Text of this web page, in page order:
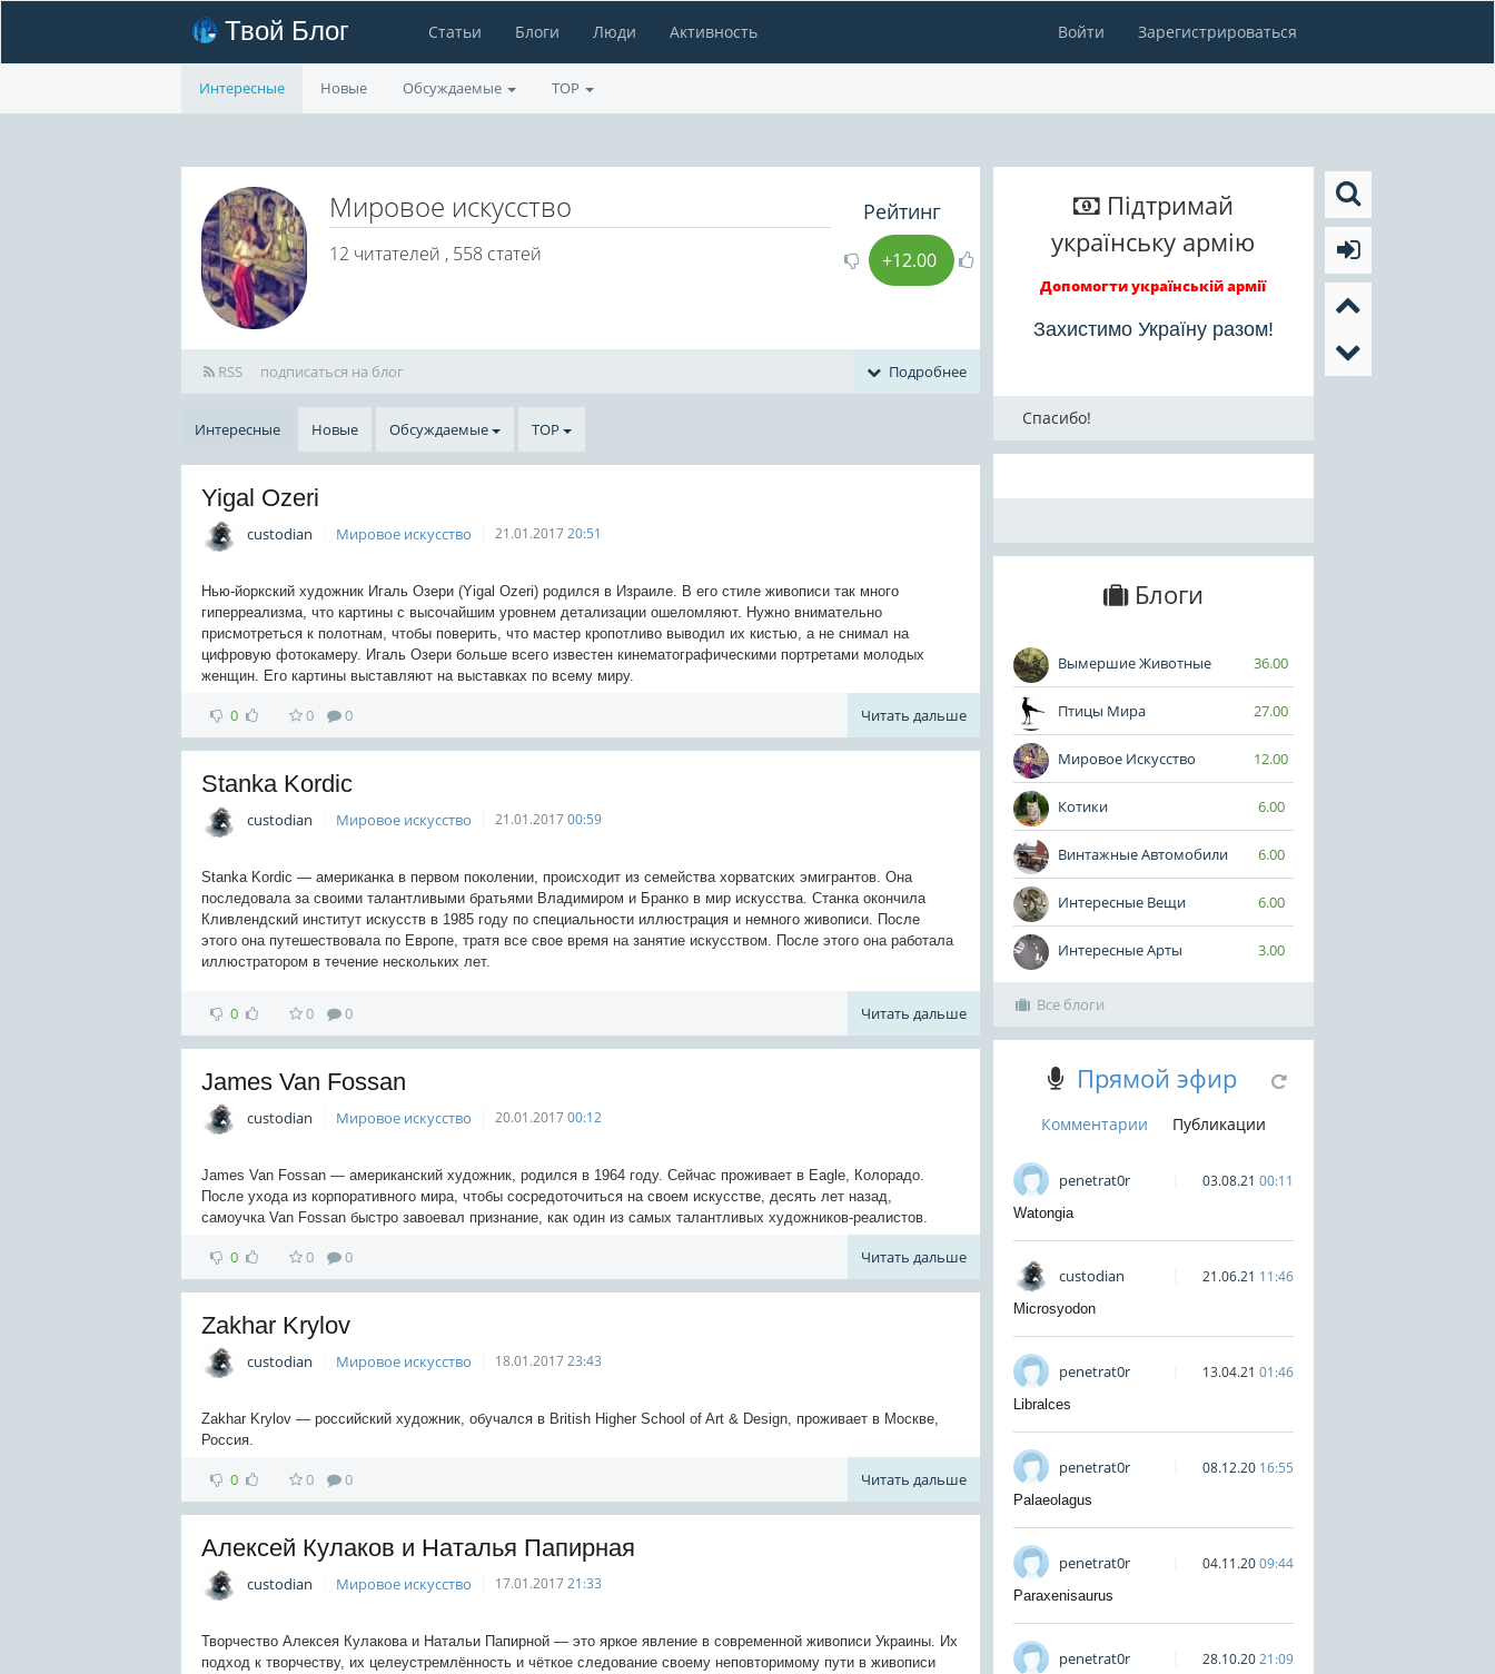
Твой Блог Статьи Блоги Люди Активность Войти Зарегистрироваться
Интересные Новые Обсуждаемые TOP
Мировое искусство
12 читателей , 558 статей
Рейтинг
+12.00
RSS подписаться на блог Подробнее
Интересные Новые Обсуждаемые TOP
Yigal Ozeri
custodian Мировое искусство 21.01.201720:51
Нью-йоркский художник Игаль Озери (Yigal Ozeri) родился в Израиле. В его стиле живописи так много
гиперреализма, что картины с высочайшим уровнем детализации ошеломляют. Нужно внимательно
присмотреться к полотнам, чтобы поверить, что мастер кропотливо выводил их кистью, а не снимал на
цифровую фотокамеру. Игаль Озери больше всего известен кинематографическими портретами молодых
женщин. Его картины выставляют на выставках по всему миру.
0 0 0 Читать дальше
Stanka Kordic
custodian Мировое искусство 21.01.201700:59
Stanka Kordic — американка в первом поколении, происходит из семейства хорватских эмигрантов. Она
последовала за своими талантливыми братьями Владимиром и Бранко в мир искусства. Станка окончила
Кливлендский институт искусств в 1985 году по специальности иллюстрация и немного живописи. После
этого она путешествовала по Европе, тратя все свое время на занятие искусством. После этого она работала
иллюстратором в течение нескольких лет.
0 0 0 Читать дальше
James Van Fossan
custodian Мировое искусство 20.01.201700:12
James Van Fossan — американский художник, родился в 1964 году. Сейчас проживает в Eagle, Колорадо.
После ухода из корпоративного мира, чтобы сосредоточиться на своем искусстве, десять лет назад,
самоучка Van Fossan быстро завоевал признание, как один из самых талантливых художников-реалистов.
0 0 0 Читать дальше
Zakhar Krylov
custodian Мировое искусство 18.01.201723:43
Zakhar Krylov — российский художник, обучался в British Higher School of Art & Design, проживает в Москве,
Россия.
0 0 0 Читать дальше
Алексей Кулаков и Наталья Папирная
custodian Мировое искусство 17.01.201721:33
Творчество Алексея Кулакова и Натальи Папирной — это яркое явление в современной живописи Украины. Их
подход к творчеству, их целеустремлённость и чёткое следование своему неповторимому пути в живописи
Підтримай
українську армію
Допомогти українській армії
Захистимо Україну разом!
Спасибо!
Блоги
Вымершие Животные 36.00
Птицы Мира 27.00
Мировое Искусство 12.00
Котики 6.00
Винтажные Автомобили 6.00
Интересные Вещи 6.00
Интересные Арты 3.00
Все блоги
Прямой эфир
Комментарии Публикации
penetrat0r 03.08.21 00:11
Watongia
custodian 21.06.21 11:46
Microsyodon
penetrat0r 13.04.21 01:46
Libralces
penetrat0r 08.12.20 16:55
Palaeolagus
penetrat0r 04.11.2009:44
Paraxenisaurus
penetrat0r 28.10.2021:09